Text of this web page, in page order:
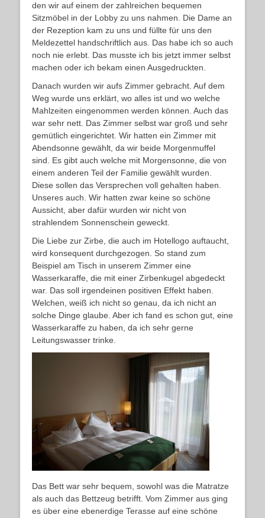
den wir auf einem der zahlreichen bequemen
Sitzmöbel in der Lobby zu uns nahmen. Die Dame an
der Rezeption kam zu uns und füllte für uns den
Meldezettel handschriftlich aus. Das habe ich so auch
noch nie erlebt. Das musste ich bis jetzt immer selbst
machen oder ich bekam einen Ausgedruckten.
Danach wurden wir aufs Zimmer gebracht. Auf dem
Weg wurde uns erklärt, wo alles ist und wo welche
Mahlzeiten eingenommen werden können. Auch das
war sehr nett. Das Zimmer selbst war groß und sehr
gemütlich eingerichtet. Wir hatten ein Zimmer mit
Abendsonne gewählt, da wir beide Morgenmuffel
sind. Es gibt auch welche mit Morgensonne, die von
einem anderen Teil der Familie gewählt wurden.
Diese sollen das Versprechen voll gehalten haben.
Unseres auch. Wir hatten zwar keine so schöne
Aussicht, aber dafür wurden wir nicht von
strahlendem Sonnenschein geweckt.
Die Liebe zur Zirbe, die auch im Hotellogo auftaucht,
wird konsequent durchgezogen. So stand zum
Beispiel am Tisch in unserem Zimmer eine
Wasserkaraffe, die mit einer Zirbenkugel abgedeckt
war. Das soll irgendeinen positiven Effekt haben.
Welchen, weiß ich nicht so genau, da ich nicht an
solche Dinge glaube. Aber ich fand es schon gut, eine
Wasserkaraffe zu haben, da ich sehr gerne
Leitungswasser trinke.
Das Bett war sehr bequem, sowohl was die Matratze
als auch das Bettzeug betrifft. Vom Zimmer aus ging
es über eine ebenerdige Terasse auf eine schöne